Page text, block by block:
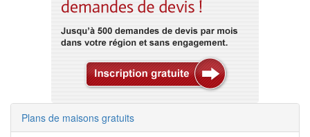
Plans de maisons gratuits